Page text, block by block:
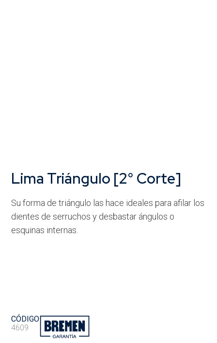
Lima Triángulo [2° Corte]
Su forma de triángulo las hace ideales para afilar los
dientes de serruchos y desbastar ángulos o
esquinas internas.
CÓDIGO
4609